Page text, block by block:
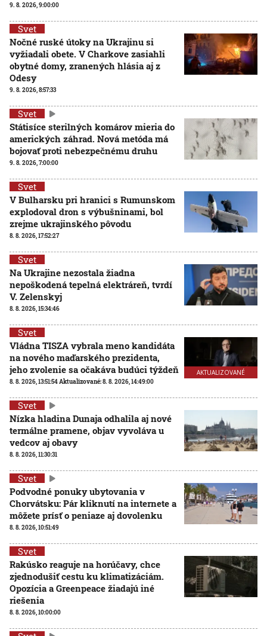
9. 8. 2026, 9:00:00
Svet
Nočné ruské útoky na Ukrajinu si
vyžiadali obete. V Charkove zasiahli
obytné domy, zranených hlásia aj z
Odesy
9. 8. 2026, 8:57:33
Svet
Státisíce sterilných komárov mieria do
amerických záhrad. Nová metóda má
bojovať proti nebezpečnému druhu
9. 8. 2026, 7:00:00
Svet
V Bulharsku pri hranici s Rumunskom
explodoval dron s výbušninami, bol
zrejme ukrajinského pôvodu
8. 8. 2026, 17:52:27
Svet
Na Ukrajine nezostala žiadna
nepoškodená tepelná elektráreň, tvrdí
V. Zelenskyj
8. 8. 2026, 15:34:46
AKTUALIZOVANÉ
Svet
Vládna TISZA vybrala meno kandidáta
na nového maďarského prezidenta,
jeho zvolenie sa očakáva budúci týždeň
8. 8. 2026, 13:51:54Aktualizované:8. 8. 2026, 14:49:00
Svet
Nízka hladina Dunaja odhalila aj nové
termálne pramene, objav vyvoláva u
vedcov aj obavy
8. 8. 2026, 11:30:31
Svet
Podvodné ponuky ubytovania v
Chorvátsku: Pár kliknutí na internete a
môžete prísť o peniaze aj dovolenku
8. 8. 2026, 10:51:49
Svet
Rakúsko reaguje na horúčavy, chce
zjednodušiť cestu ku klimatizáciám.
Opozícia a Greenpeace žiadajú iné
riešenia
8. 8. 2026, 10:00:00